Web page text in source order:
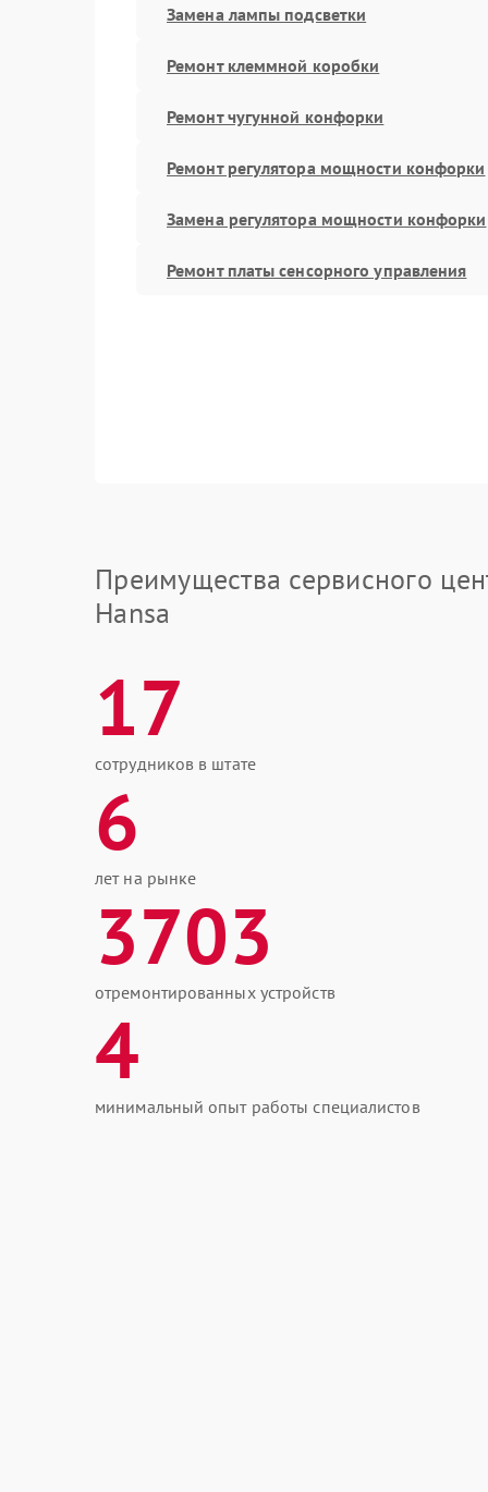
Замена лампы подсветки
Ремонт клеммной коробки
Ремонт чугунной конфорки
Ремонт регулятора мощности конфорки
Замена регулятора мощности конфорки
Ремонт платы сенсорного управления
Преимущества сервисного
Hansa
17
сотрудников в штате
6
лет на рынке
3703
отремонтированных устройств
4
минимальный опыт работы специалистов